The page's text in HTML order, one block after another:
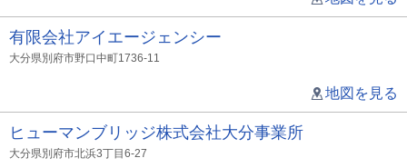
有限会社アイエージェンシー
大分県別府市野口中町1736-11
地図を見る
ヒューマンブリッジ株式会社大分事業所
大分県別府市北浜3丁目6-27